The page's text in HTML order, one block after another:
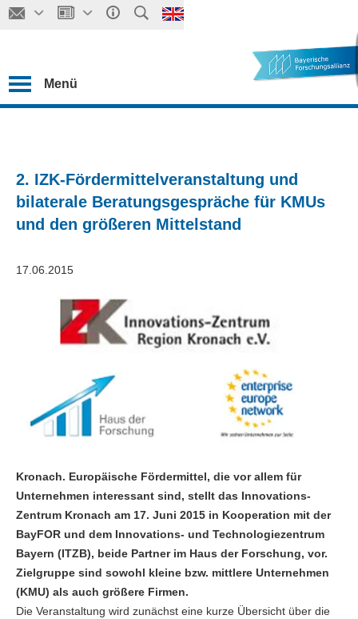
Menü
2. IZK-Fördermittelveranstaltung und
bilaterale Beratungsgespräche für KMUs
und den größeren Mittelstand
17.06.2015
Kronach. Europäische Fördermittel, die vor allem für
Unternehmen interessant sind, stellt das Innovations-
Zentrum Kronach am 17. Juni 2015 in Kooperation mit der
BayFOR und dem Innovations- und Technologiezentrum
Bayern (ITZB), beide Partner im Haus der Forschung, vor.
Zielgruppe sind sowohl kleine bzw. mittlere Unternehmen
(KMU) als auch größere Firmen.
Die Veranstaltung wird zunächst eine kurze Übersicht über die